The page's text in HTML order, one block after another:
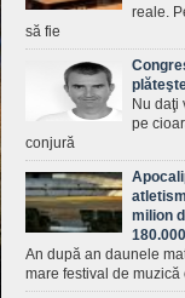
reale.
să fie
Nu daţi
pe
conjură
milion
180.000
An după an daunele
mare festival de muzică